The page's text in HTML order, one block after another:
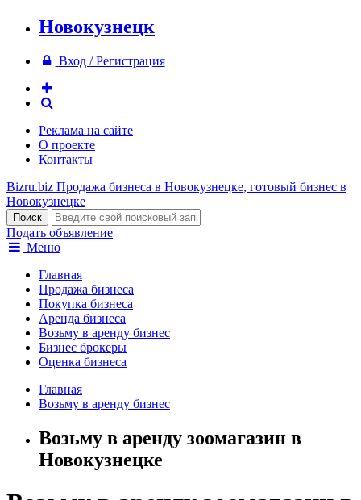
Новокузнецк
Вход / Регистрация
Реклама на сайте
О проекте
Контакты
Bizru.biz Продажа бизнеса в Новокузнецке, готовый бизнес в
Новокузнецке
Подать объявление
Меню
Главная
Продажа бизнеса
Покупка бизнеса
Аренда бизнеса
Возьму в аренду бизнес
Бизнес брокеры
Оценка бизнеса
Главная
Возьму в аренду бизнес
Возьму в аренду зоомагазин в
Новокузнецке